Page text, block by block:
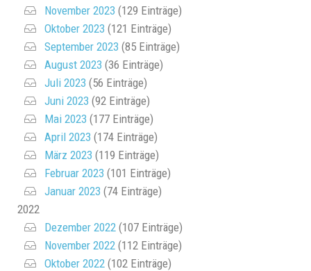
November 2023 (129 Einträge)
Oktober 2023 (121 Einträge)
September 2023 (85 Einträge)
August 2023 (36 Einträge)
Juli 2023 (56 Einträge)
Juni 2023 (92 Einträge)
Mai 2023 (177 Einträge)
April 2023 (174 Einträge)
März 2023 (119 Einträge)
Februar 2023 (101 Einträge)
Januar 2023 (74 Einträge)
2022
Dezember 2022 (107 Einträge)
November 2022 (112 Einträge)
Oktober 2022 (102 Einträge)